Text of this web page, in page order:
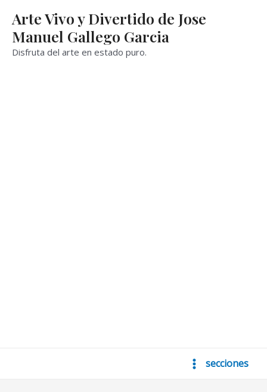
contenido
Arte Vivo y Divertido de Jose
Manuel Gallego Garcia
Disfruta del arte en estado puro.
Main
secciones